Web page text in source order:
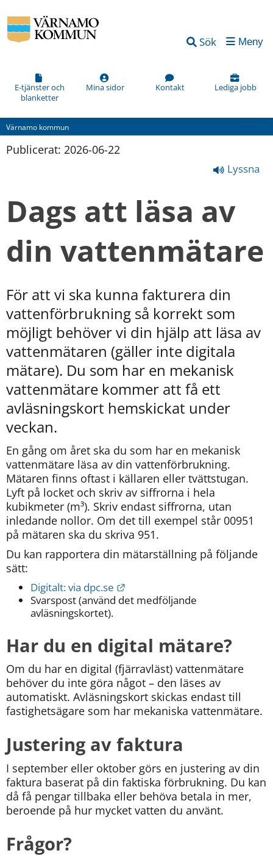
Sök Meny
E-tjänster och
blanketter
Mina sidor Kontakt Lediga jobb
Värnamo kommun
Publicerat: 2026-06-22
Lyssna
Dags att läsa av
din vattenmätare
För att vi ska kunna fakturera din
vattenförbrukning så korrekt som
möjligt behöver vi din hjälp att läsa av
vattenmätaren (gäller inte digitala
mätare). Du som har en mekanisk
vattenmätare kommer att få ett
avläsningskort hemskickat under
veckan.
En gång om året ska du som har en mekanisk
vattenmätare läsa av din vattenförbrukning.
Mätaren finns oftast i källaren eller tvättstugan.
Lyft på locket och skriv av siffrorna i hela
kubikmeter (m³). Skriv endast siffrorna, utan
inledande nollor. Om det till exempel står 00951
på mätaren ska du skriva 951.
Du kan rapportera din mätarställning på följande
sätt:
Digitalt: via dpc.se
Länk till annan webbplats.
Svarspost (använd det medföljande
avläsningskortet).
Har du en digital mätare?
Om du har en digital (fjärravläst) vattenmätare
behöver du inte göra något – den läses av
automatiskt. Avläsningskort skickas endast till
fastighetsägare som har mekaniska vattenmätare.
Justering av faktura
I september eller oktober görs en justering av din
faktura baserat på din faktiska förbrukning. Du kan
då få pengar tillbaka eller behöva betala in mer,
beroende på hur mycket vatten du använt.
Frågor?